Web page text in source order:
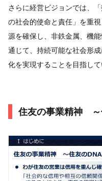
さらに経営ビジョンでは、
の社会的使命と責任」を重
源を確保し、非鉄金属、機
通じて、持続可能な社会形
化を実現することを目指して
住友の事業精神 ～